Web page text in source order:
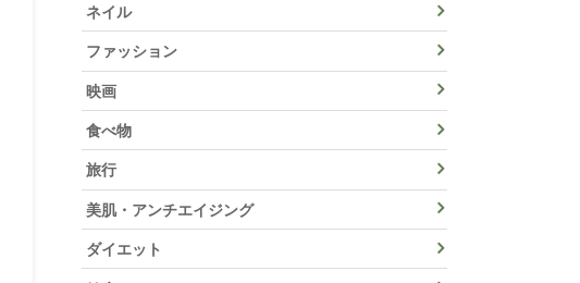
ネイル
ファッション
映画
食べ物
旅行
美肌・アンチエイジング
ダイエット